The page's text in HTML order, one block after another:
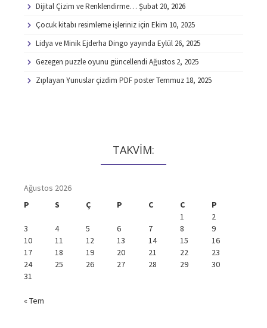
Dijital Çizim ve Renklendirme… Şubat 20, 2026
Çocuk kitabı resimleme işleriniz için Ekim 10, 2025
Lidya ve Minik Ejderha Dingo yayında Eylül 26, 2025
Gezegen puzzle oyunu güncellendi Ağustos 2, 2025
Zıplayan Yunuslar çizdim PDF posterTemmuz 18, 2025
TAKVİM:
Ağustos 2026
P
S Ç P C C
P
1
2
3
4 5 6 7 8
9
10
11 12 13 14 15
16
17
18 19 20 21 22
23
24
25 26 27 28 29
30
31
« Tem